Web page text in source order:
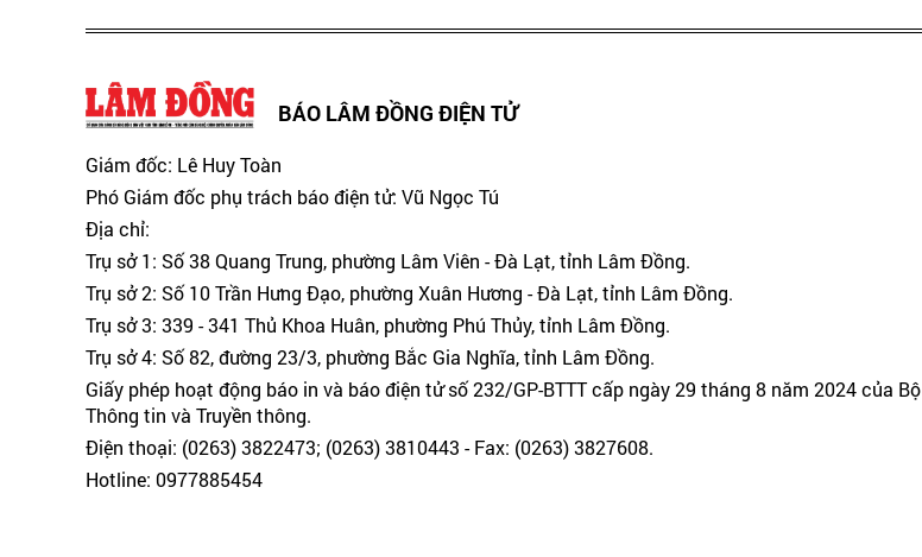
BÁO LÂM ĐỒNG ĐIỆN TỬ
Giám đốc: Lê Huy Toàn
Phó Giám đốc phụ trách báo điện tử: Vũ Ngọc Tú
Địa chỉ:
Trụ sở 1: Số 38 Quang Trung, phường Lâm Viên - Đà Lạt, tỉnh Lâm Đồng.
Trụ sở 2: Số 10 Trần Hưng Đạo, phường Xuân Hương - Đà Lạt, tỉnh Lâm Đồng.
Trụ sở 3: 339 - 341 Thủ Khoa Huân, phường Phú Thủy, tỉnh Lâm Đồng.
Trụ sở 4: Số 82, đường 23/3, phường Bắc Gia Nghĩa, tỉnh Lâm Đồng.
Giấy phép hoạt động báo in và báo điện tử số 232/GP-BTTT cấp ngày 29 tháng 8 năm 2024 của Bộ
Thông tin và Truyền thông.
Điện thoại: (0263) 3822473; (0263) 3810443 - Fax: (0263) 3827608.
Hotline: 0977885454